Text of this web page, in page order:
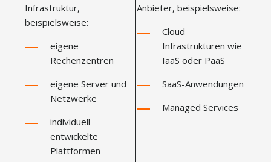
Infrastruktur,
beispielsweise:
eigene
Rechenzentren
eigene Server und
Netzwerke
individuell
entwickelte
Plattformen
Anbieter, beispielsweise:
Cloud-
Infrastrukturen wie
IaaS oder PaaS
SaaS-Anwendungen
Managed Services